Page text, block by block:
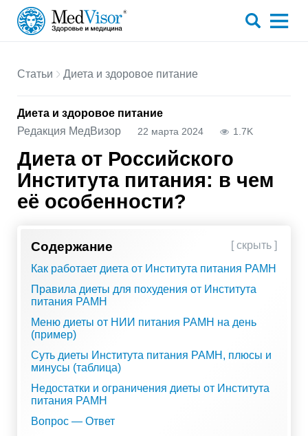
Статьи Диета и здоровое питание
Диета и здоровое питание
Редакция МедВизор
22 марта 2024 1.7K
Диета от Российского
Института питания: в чем
её особенности?
Содержание
[ скрыть ]
Как работает диета от Института питания РАМН
Правила диеты для похудения от Института
питания РАМН
Меню диеты от НИИ питания РАМН на день
(пример)
Суть диеты Института питания РАМН, плюсы и
минусы (таблица)
Недостатки и ограничения диеты от Института
питания РАМН
Вопрос — Ответ